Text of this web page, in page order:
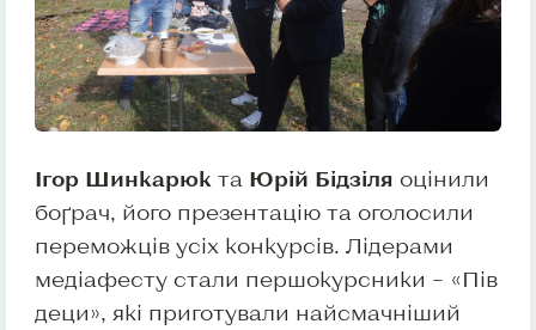
Ігор Шинкарюк та Юрій Бідзіля оцінили
боґрач, його презентацію та оголосили
переможців усіх конкурсів. Лідерами
медіафесту стали першокурсники – «Пів
деци», які приготували найсмачніший